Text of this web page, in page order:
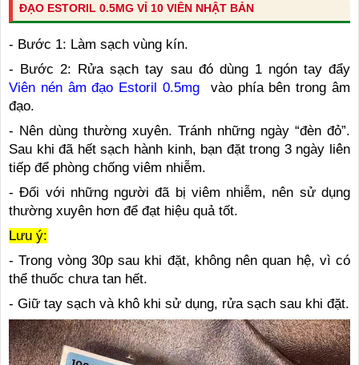
ĐẠO ESTORIL 0.5MG VỈ 10 VIÊN NHẬT BẢN
- Bước 1: Làm sạch vùng kín.
- Bước 2: Rửa sạch tay sau đó dùng 1 ngón tay đẩy
Viên nén âm đạo Estoril 0.5mg vào phía bên trong âm
đạo.
- Nên dùng thường xuyên. Tránh những ngày “đèn đỏ”.
Sau khi đã hết sạch hành kinh, bạn đặt trong 3 ngày liên
tiếp để phòng chống viêm nhiễm.
- Đối với những người đã bị viêm nhiễm, nên sử dụng
thường xuyên hơn để đạt hiệu quả tốt.
Lưu ý:
- Trong vòng 30p sau khi đặt, không nên quan hệ, vì có
thể thuốc chưa tan hết.
- Giữ tay sạch và khô khi sử dụng, rửa sạch sau khi đặt.